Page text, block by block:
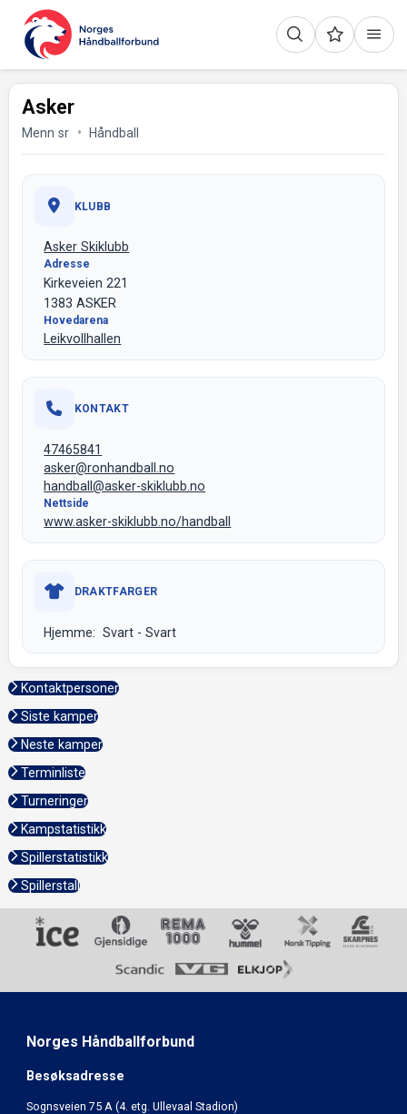
Asker
Menn sr Håndball
KLUBB
Asker Skiklubb
Adresse
Kirkeveien 221
1383 ASKER
Hovedarena
Leikvollhallen
KONTAKT
47465841
asker@ronhandball.no
handball@asker-skiklubb.no
Nettside
www.asker-skiklubb.no/handball
DRAKTFARGER
Hjemme: Svart - Svart
Kontaktpersoner
Siste kamper
Neste kamper
Terminliste
Turneringer
Kampstatistikk
Spillerstatistikk
Spillerstall
Norges Håndballforbund
Besøksadresse
Sognsveien 75 A (4. etg. Ullevaal Stadion)